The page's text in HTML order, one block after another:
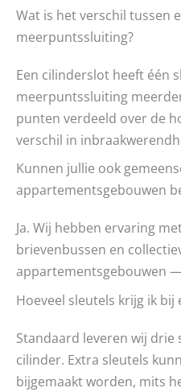
Wat is het verschil tussen
meerpuntssluiting?
Een cilinderslot heeft één
meerpuntssluiting
punten verdeeld over de
verschil in
Kunnen jullie ook
appartementsgebouwen
Ja. Wij hebben ervaring
brievenbussen en
appartementsgebouwen
Hoeveel sleutels krijg ik bij
Standaard leveren wij drie
cilinder. Extra sleutels
bijgemaakt worden, mits